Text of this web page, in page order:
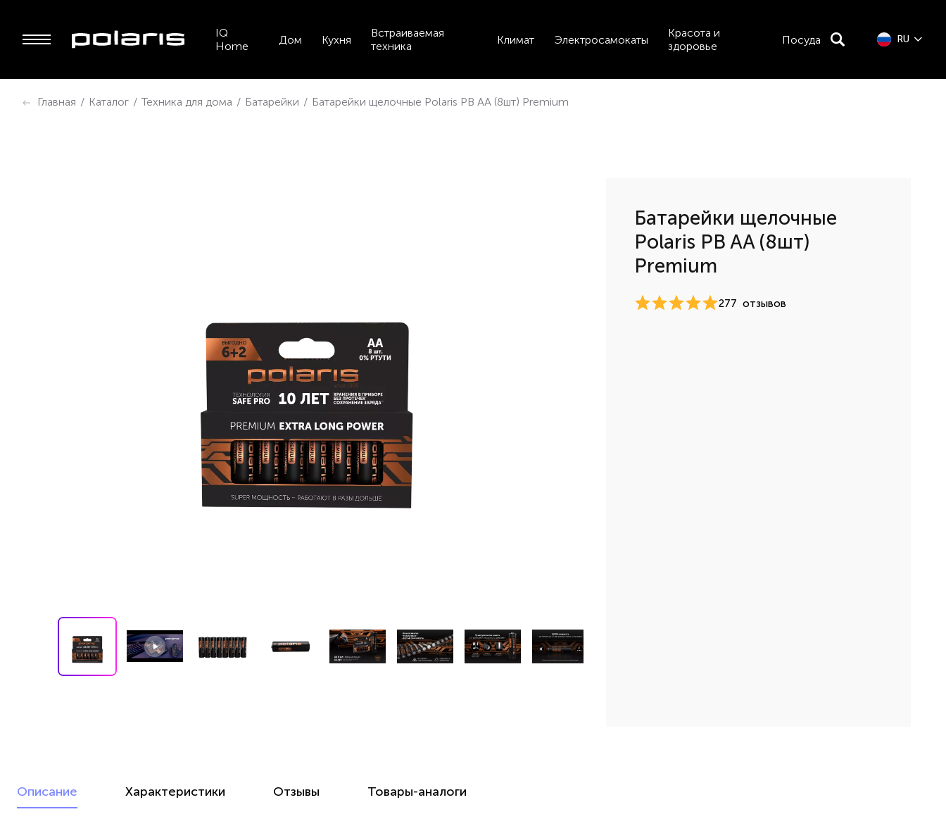
IQ
Home
Дом Кухня
Встраиваемая
техника
Климат Электросамокаты
Красота и
здоровье
Посуда RU
Главная / Каталог / Техника для дома / Батарейки / Батарейки щелочные Polaris PB AA (8шт) Premium
Батарейки щелочные
Polaris PB AA (8шт)
Premium
277 отзывов
Описание Характеристики Отзывы Товары-аналоги